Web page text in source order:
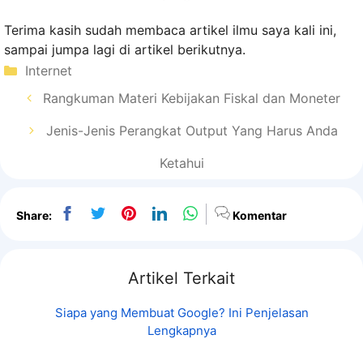
Terima kasih sudah membaca artikel ilmu saya kali ini,
sampai jumpa lagi di artikel berikutnya.
Kategori
Internet
Rangkuman Materi Kebijakan Fiskal dan Moneter
Jenis-Jenis Perangkat Output Yang Harus Anda
Ketahui
Share: Komentar
Artikel Terkait
Siapa yang Membuat Google? Ini Penjelasan
Lengkapnya